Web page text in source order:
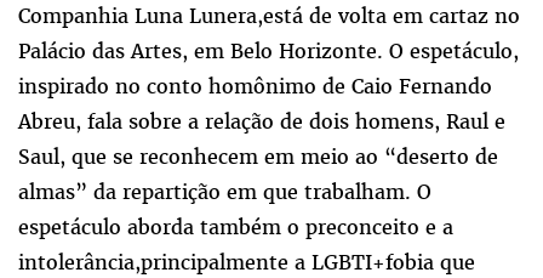
Companhia Luna Lunera,está de volta em cartaz no
Palácio das Artes, em Belo Horizonte. O espetáculo,
inspirado no conto homônimo de Caio Fernando
Abreu, fala sobre a relação de dois homens, Raul e
Saul, que se reconhecem em meio ao “deserto de
almas” da repartição em que trabalham. O
espetáculo aborda também o preconceito e a
intolerância,principalmente a LGBTI+fobia que